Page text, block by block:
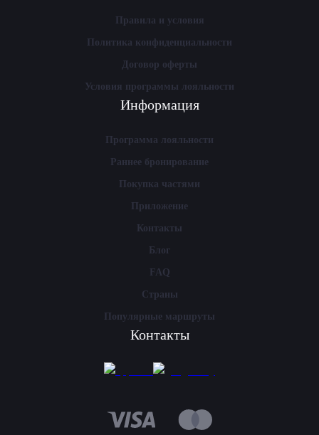
Правила и условия
Политика конфиденциальности
Договор оферты
Условия программы лояльности
Информация
Программа лояльности
Раннее бронирование
Покупка частями
Приложение
Контакты
Блог
FAQ
Страны
Популярные маршруты
Контакты